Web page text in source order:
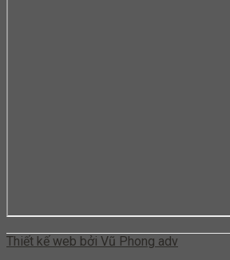
Thiết kế web bởi Vũ Phong adv